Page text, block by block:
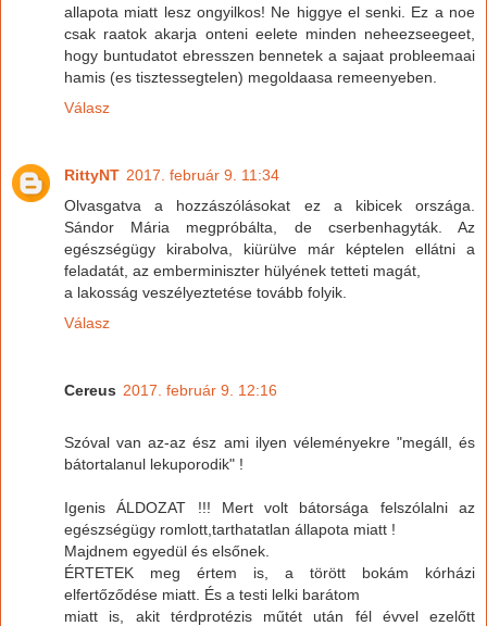
allapota miatt lesz ongyilkos! Ne higgye el senki. Ez a noe
csak raatok akarja onteni eelete minden neheezseegeet,
hogy buntudatot ebresszen bennetek a sajaat probleemaai
hamis (es tisztessegtelen) megoldaasa remeenyeben.
Válasz
RittyNT 2017. február 9. 11:34
Olvasgatva a hozzászólásokat ez a kibicek országa.
Sándor Mária megpróbálta, de cserbenhagyták. Az
egészségügy kirabolva, kiürülve már képtelen ellátni a
feladatát, az emberminiszter hülyének tetteti magát,
a lakosság veszélyeztetése tovább folyik.
Válasz
Cereus 2017. február 9. 12:16
Szóval van az-az ész ami ilyen véleményekre "megáll, és
bátortalanul lekuporodik" !
Igenis ÁLDOZAT !!! Mert volt bátorsága felszólalni az
egészségügy romlott,tarthatatlan állapota miatt !
Majdnem egyedül és elsőnek.
ÉRTETEK meg értem is, a törött bokám kórházi
elfertőződése miatt. És a testi lelki barátom
miatt is, akit térdprotézis műtét után fél évvel ezelőtt